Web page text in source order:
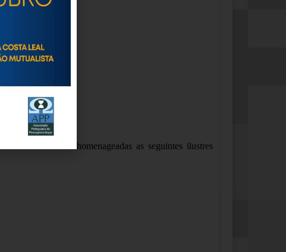
homenageadas as seguintes ilustres